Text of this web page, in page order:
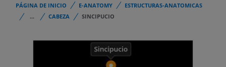
PÁGINA DE INICIO E-ANATOMY
ESTRUCTURAS-ANATOMICAS
...
CABEZA SINCIPUCIO